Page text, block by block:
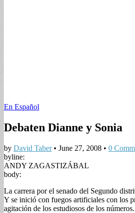
En Español
Debaten Dianne y Sonia
by David Taber• June 27, 2008 • 0
byline:
ANDY ZAGASTIZÁBAL
body:
La carrera por el senado del Segundo
Y se inició con fuegos artificiales con los
agitación de los estudiosos de los números.